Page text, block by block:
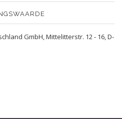
GmbH, Mittelitterstr. 12 - 16, D-